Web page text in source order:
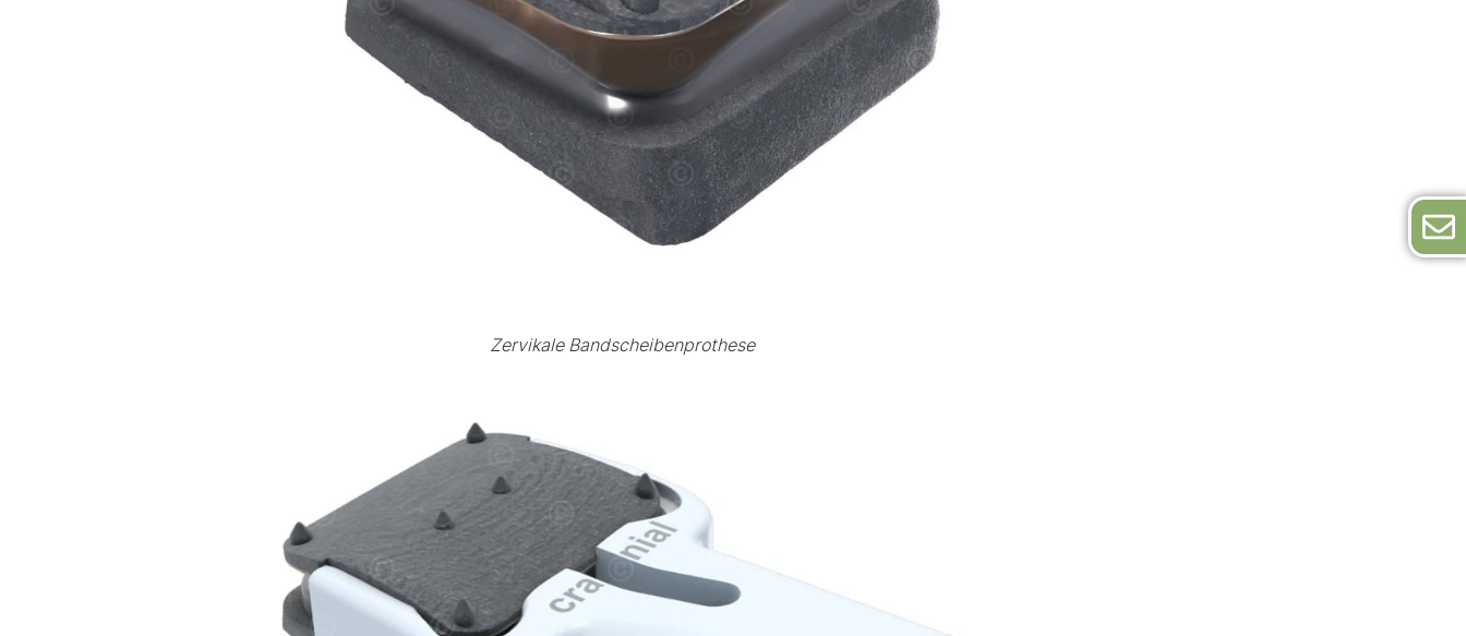
Zervikale Bandscheibenprothese